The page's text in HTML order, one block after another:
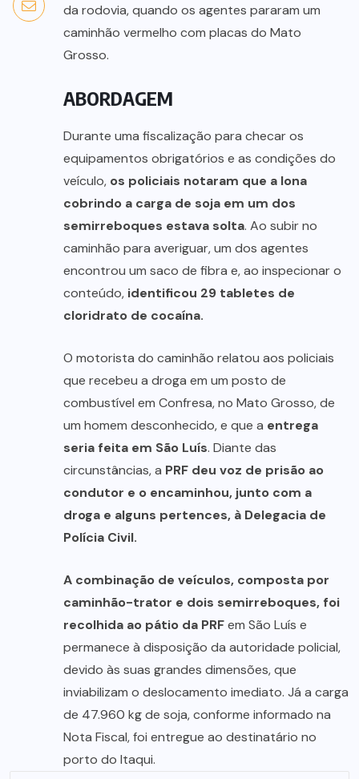
da rodovia, quando os agentes pararam um
caminhão vermelho com placas do Mato
Grosso.
ABORDAGEM
Durante uma fiscalização para checar os
equipamentos obrigatórios e as condições do
veículo, os policiais notaram que a lona
cobrindo a carga de soja em um dos
semirreboques estava solta. Ao subir no
caminhão para averiguar, um dos agentes
encontrou um saco de fibra e, ao inspecionar o
conteúdo, identificou 29 tabletes de
cloridrato de cocaína.
O motorista do caminhão relatou aos policiais
que recebeu a droga em um posto de
combustível em Confresa, no Mato Grosso, de
um homem desconhecido, e que a entrega
seria feita em São Luís. Diante das
circunstâncias, a PRF deu voz de prisão ao
condutor e o encaminhou, junto com a
droga e alguns pertences, à Delegacia de
Polícia Civil.
A combinação de veículos, composta por
caminhão-trator e dois semirreboques, foi
recolhida ao pátio da PRFem São Luís e
permanece à disposição da autoridade policial,
devido às suas grandes dimensões, que
inviabilizam o deslocamento imediato. Já a carga
de 47.960 kg de soja, conforme informado na
Nota Fiscal, foi entregue ao destinatário no
porto do Itaqui.